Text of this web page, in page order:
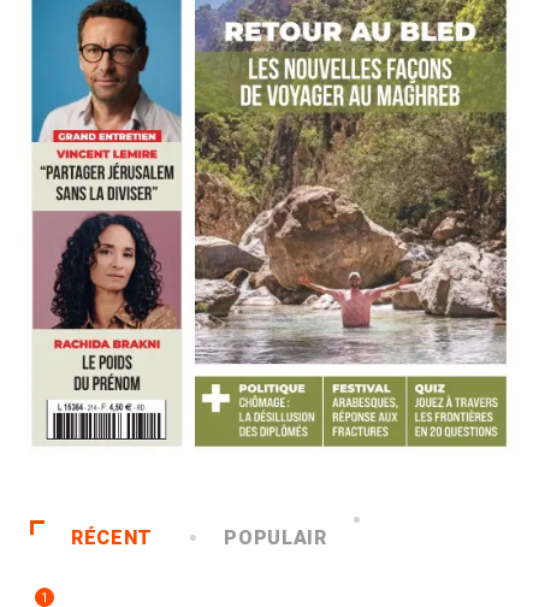
RÉCENT POPULAIR
1